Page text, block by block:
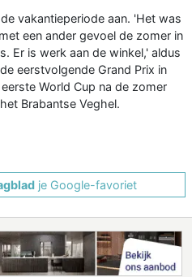
vakantieperiode aan. 'Het was
een ander gevoel de zomer in
Er is werk aan de winkel,' aldus
eerstvolgende Grand Prix in
World Cup na de zomer
Brabantse Veghel.
je Google-favoriet